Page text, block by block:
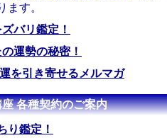
ます。
バリ鑑定！
運勢の秘密！
を引き寄せるメルマガ
各種契約のご案内
り鑑定！